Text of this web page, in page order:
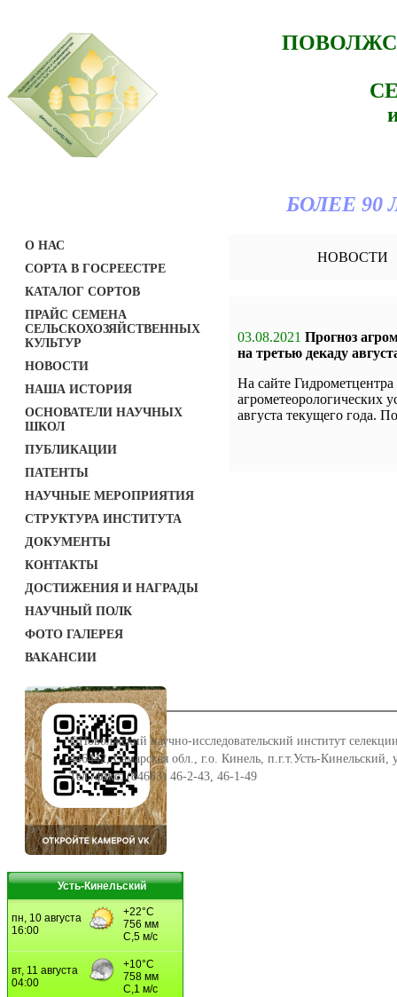
БОЛЕЕ
О НАС
СОРТА В ГОСРЕЕСТРЕ
КАТАЛОГ СОРТОВ
ПРАЙС СЕМЕНА
СЕЛЬСКОХОЗЯЙСТВЕННЫХ
КУЛЬТУР
НОВОСТИ
НАША ИСТОРИЯ
ОСНОВАТЕЛИ НАУЧНЫХ
ШКОЛ
ПУБЛИКАЦИИ
ПАТЕНТЫ
НАУЧНЫЕ МЕРОПРИЯТИЯ
СТРУКТУРА ИНСТИТУТА
ДОКУМЕНТЫ
КОНТАКТЫ
ДОСТИЖЕНИЯ И НАГРАДЫ
НАУЧНЫЙ ПОЛК
ФОТО ГАЛЕРЕЯ
ВАКАНСИИ
Усть-Кинельский
НОВОСТИ
03.08.2021 Прогноз
на третью декаду
На сайте
агрометеорологических
августа текущего года.
©Поволжский научно-исследовательский институт
446442, Самарская обл., г.о. Кинель, п.г.т.Усть-Кинельский,
Тел./факс: (84663) 46-2-43, 46-1-49